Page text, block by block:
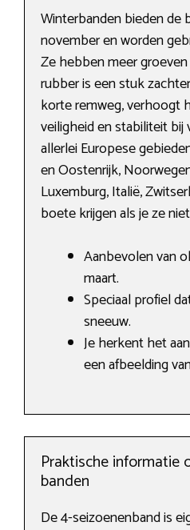
Winterbanden bieden de
november en worden
Ze hebben meer
rubber is een stuk
korte remweg, verhoogt
veiligheid en stabiliteit
allerlei Europese
en Oostenrijk,
Luxemburg, Italië,
boete krijgen als je ze
Aanbevolen van
maart.
Speciaal profiel
sneeuw.
Je herkent het
een afbeelding
Praktische informatie
banden
De 4-seizoenenband is